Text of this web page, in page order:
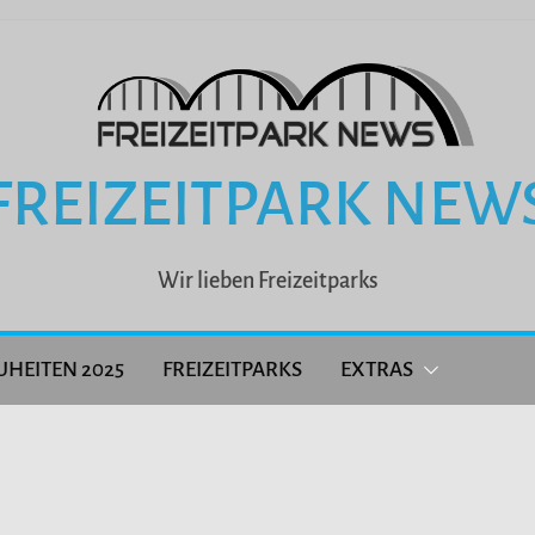
Wir lieben Freizeitparks
2025 FREIZEITPARKS EXTRAS